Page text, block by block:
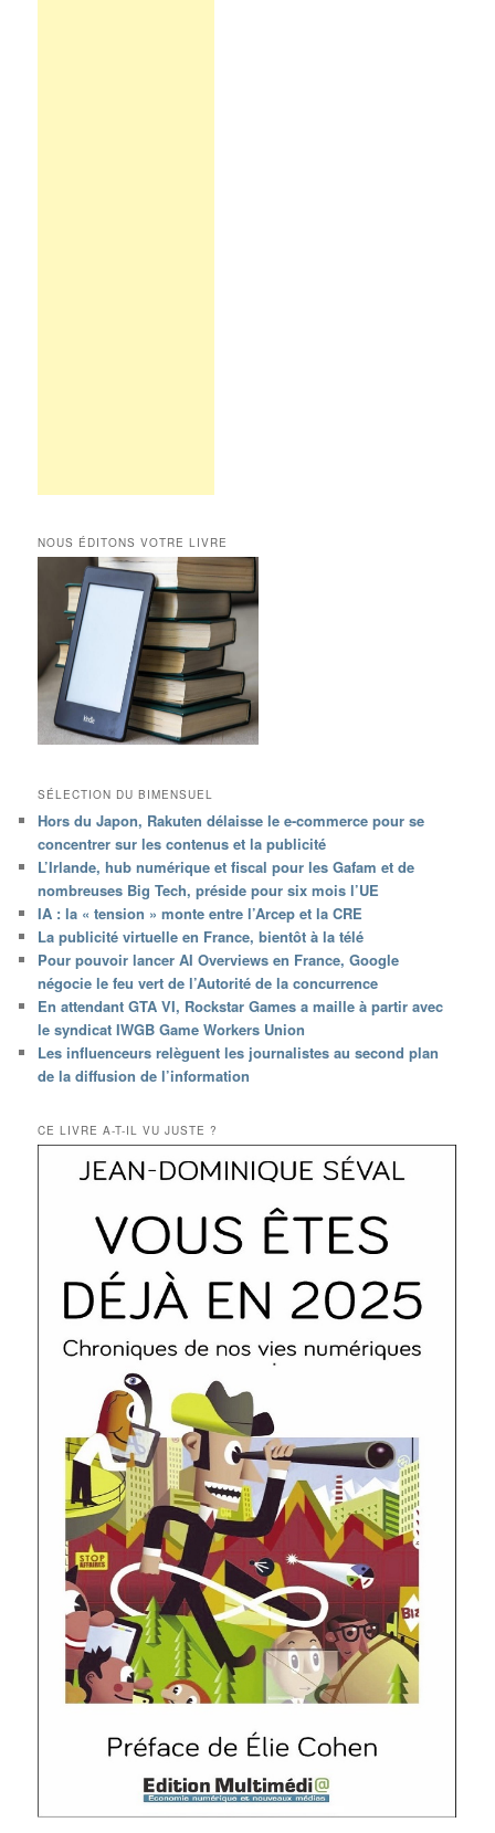
NOUS ÉDITONS VOTRE LIVRE
SÉLECTION DU BIMENSUEL
Hors du Japon, Rakuten délaisse le e-commerce pour se
concentrer sur les contenus et la publicité
L’Irlande, hub numérique et fiscal pour les Gafam et de
nombreuses Big Tech, préside pour six mois l’UE
IA : la « tension » monte entre l’Arcep et la CRE
La publicité virtuelle en France, bientôt à la télé
Pour pouvoir lancer AI Overviews en France, Google
négocie le feu vert de l’Autorité de la concurrence
En attendant GTA VI, Rockstar Games a maille à partir avec
le syndicat IWGB Game Workers Union
Les influenceurs relèguent les journalistes au second plan
de la diffusion de l’information
CE LIVRE A-T-IL VU JUSTE ?